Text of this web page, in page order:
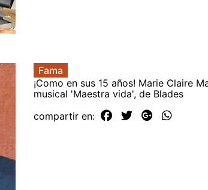
Fama
¡Como en sus 15 años! Marie Claire
musical 'Maestra vida', de Blades
compartir en: